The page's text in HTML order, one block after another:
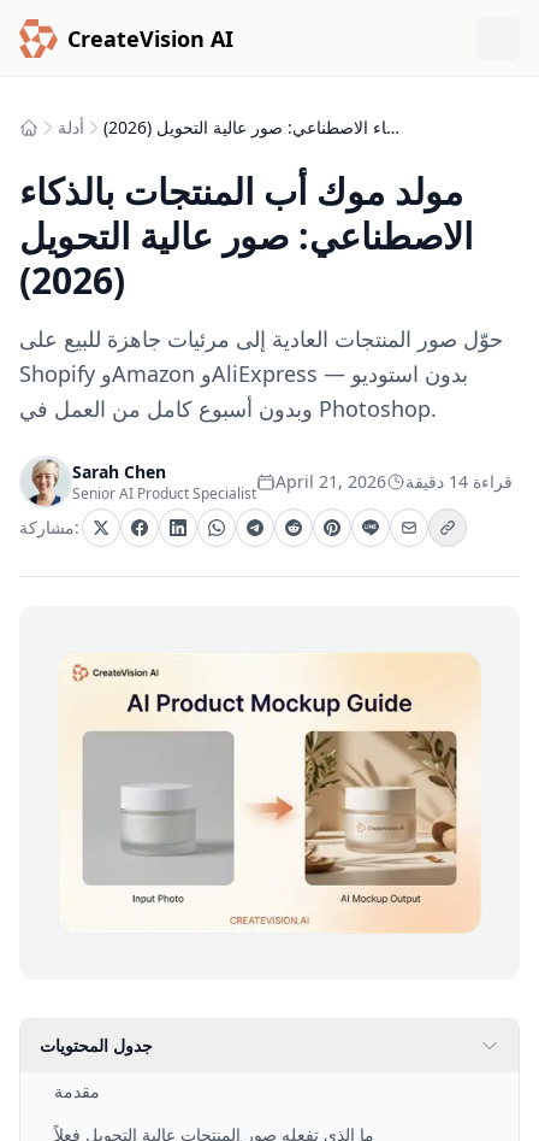
CreateVision AI
أدلة مولد موك أب المنتجات بالذكاء الاصطناعي: صور عالية التحويل (2026)
مولد موك أب المنتجات بالذكاء
الاصطناعي: صور عالية التحويل
(2026)
حوّل صور المنتجات العادية إلى مرئيات جاهزة للبيع على
Shopify وAmazon وAliExpress — بدون استوديو
وبدون أسبوع كامل من العمل في Photoshop.
Sarah Chen
Senior AI Product Specialist
April 21, 2026
قراءة 14 دقيقة
مشاركة:
جدول المحتويات
مقدمة
ما الذي تفعله صور المنتجات عالية التحويل فعلاً